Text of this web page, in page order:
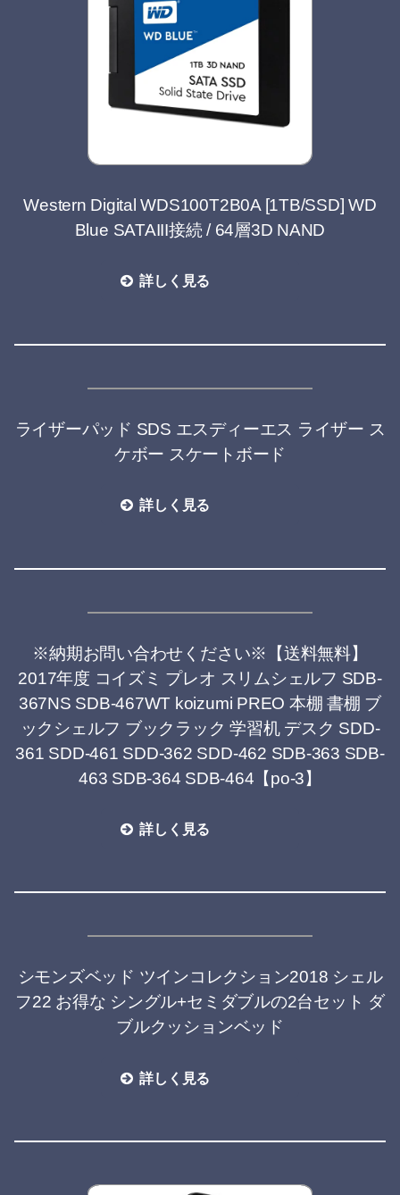
Western Digital WDS100T2B0A [1TB/SSD] WD
Blue SATAIII接続 / 64層3D NAND
詳しく見る
ライザーパッド SDS エスディーエス ライザー ス
ケボー スケートボード
詳しく見る
※納期お問い合わせください※【送料無料】
2017年度 コイズミ プレオ スリムシェルフ SDB-
367NS SDB-467WT koizumi PREO 本棚 書棚 ブ
ックシェルフ ブックラック 学習机 デスク SDD-
361 SDD-461 SDD-362 SDD-462 SDB-363 SDB-
463 SDB-364 SDB-464【po-3】
詳しく見る
シモンズベッド ツインコレクション2018 シェル
フ22 お得な シングル+セミダブルの2台セット ダ
ブルクッションベッド
詳しく見る